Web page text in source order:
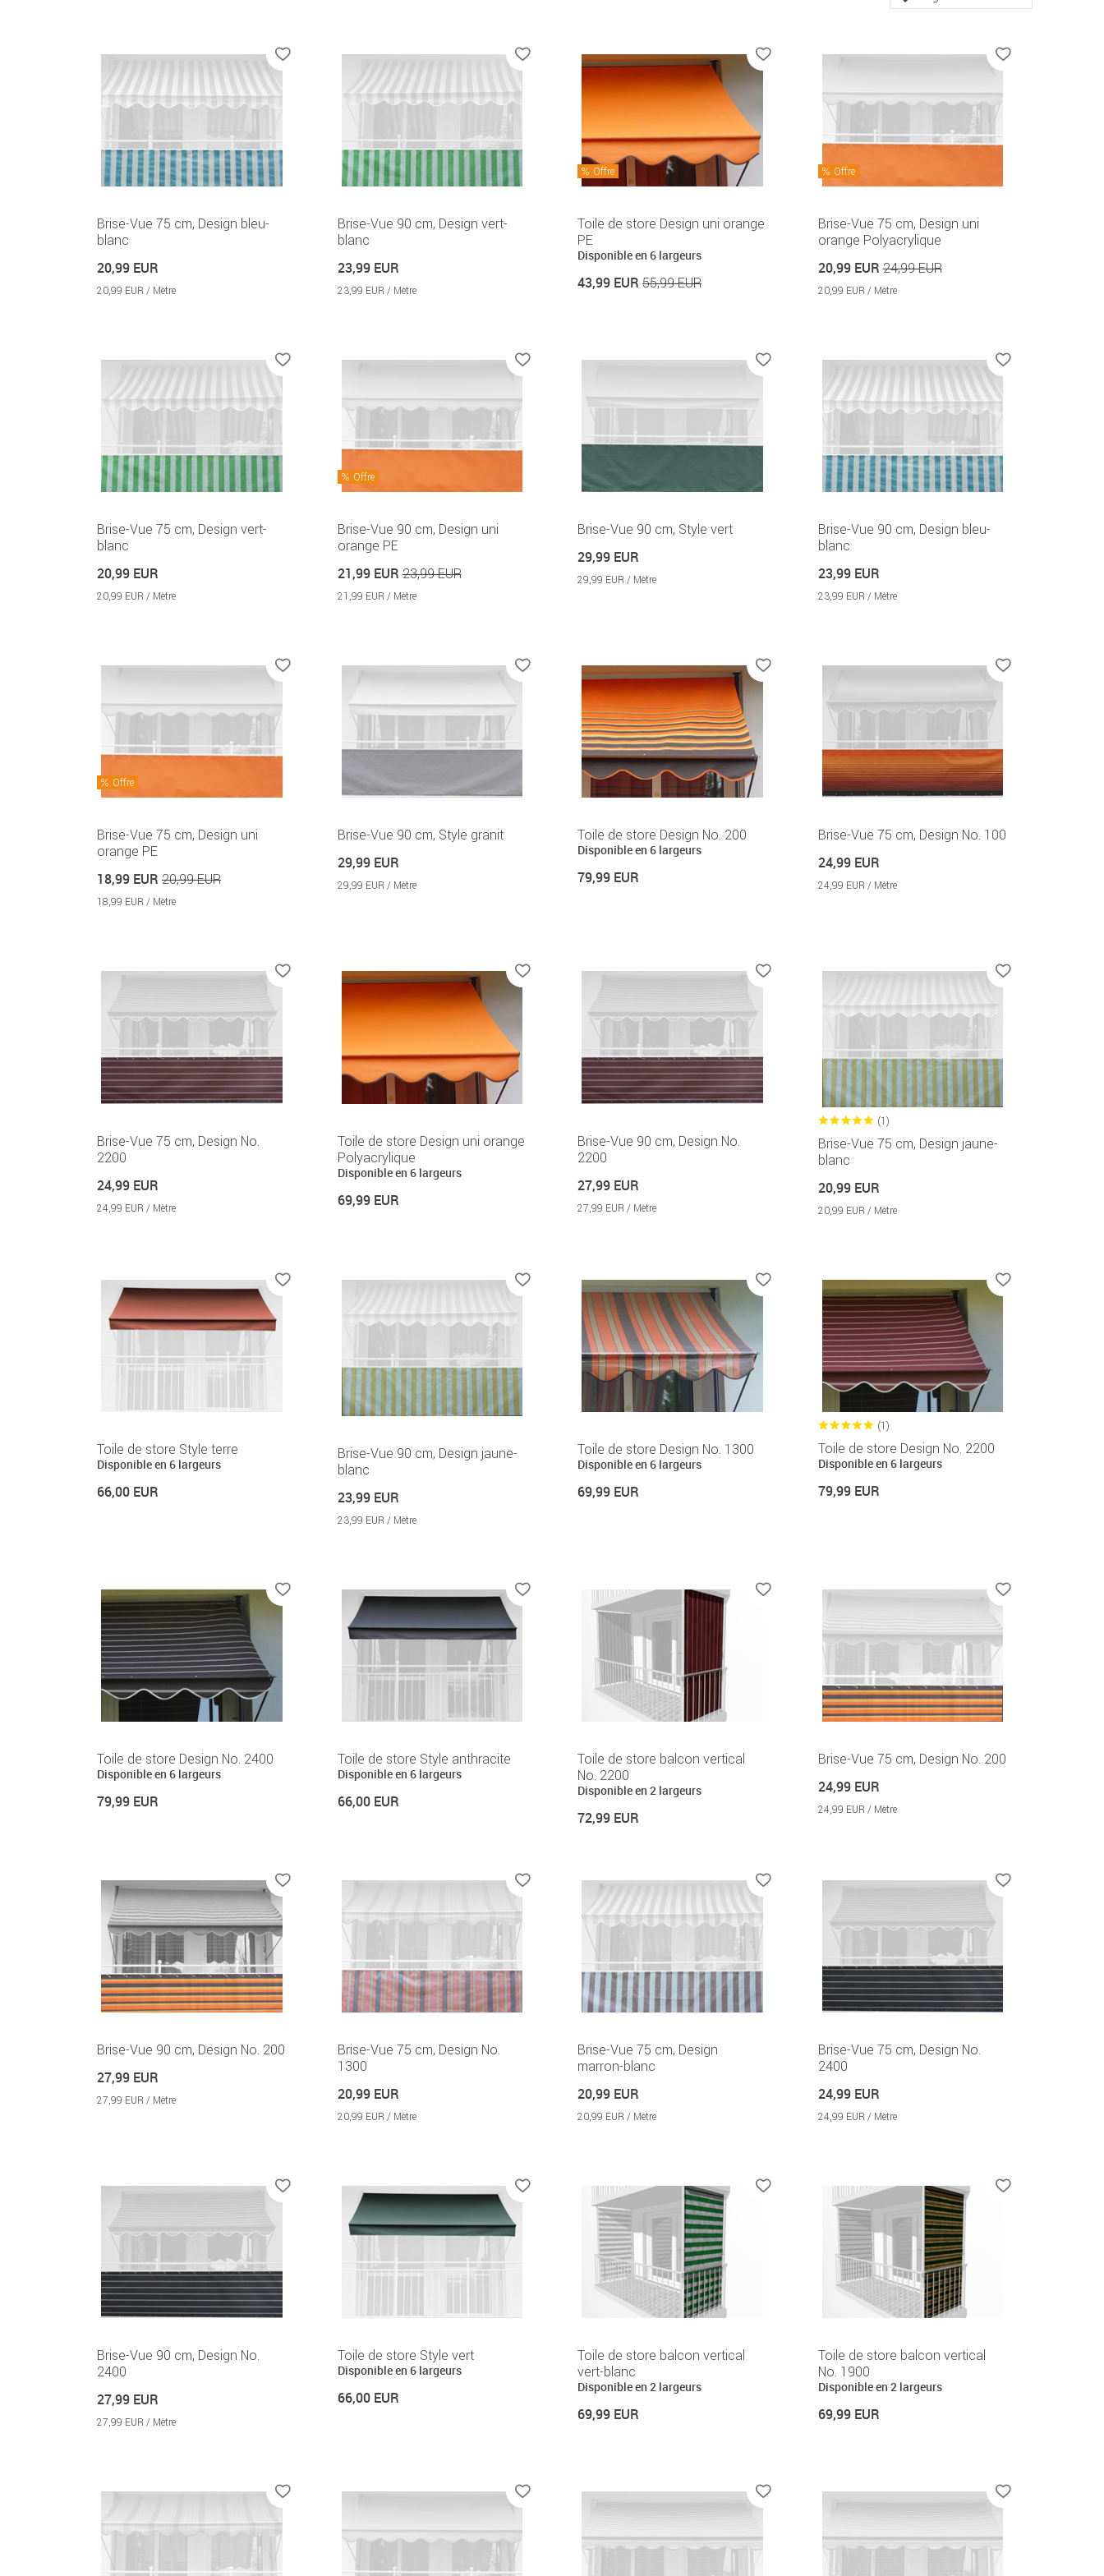
Brise-Vue 75 cm, Design bleu-
blanc
20,99 EUR
20,99 EUR / Mètre
Brise-Vue 90 cm, Design vert-
blanc
23,99 EUR
23,99 EUR / Mètre
Offre
Toile de store Design uni orange
PE
Disponible en 6 largeurs
43,99 EUR 55,99 EUR
Offre
Brise-Vue 75 cm, Design uni
orange Polyacrylique
20,99 EUR24,99 EUR
20,99 EUR / Mètre
Brise-Vue 75 cm, Design vert-
blanc
20,99 EUR
20,99 EUR / Mètre
Offre
Brise-Vue 90 cm, Design uni
orange PE
21,99 EUR23,99 EUR
21,99 EUR / Mètre
Brise-Vue 90 cm, Style vert
29,99 EUR
29,99 EUR / Mètre
Brise-Vue 90 cm, Design bleu-
blanc
23,99 EUR
23,99 EUR / Mètre
Offre
Brise-Vue 75 cm, Design uni
orange PE
18,99 EUR 20,99 EUR
18,99 EUR / Mètre
Brise-Vue 90 cm, Style granit
29,99 EUR
29,99 EUR / Mètre
Toile de store Design No. 200
Disponible en 6 largeurs
79,99 EUR
Brise-Vue 75 cm, Design No. 100
24,99 EUR
24,99 EUR / Mètre
Brise-Vue 75 cm, Design No.
2200
24,99 EUR
24,99 EUR / Mètre
Toile de store Design uni orange
Polyacrylique
Disponible en 6 largeurs
69,99 EUR
Brise-Vue 90 cm, Design No.
2200
27,99 EUR
27,99 EUR / Mètre
(1)
Brise-Vue 75 cm, Design jaune-
blanc
20,99 EUR
20,99 EUR / Mètre
Toile de store Style terre
Disponible en 6 largeurs
66,00 EUR
Brise-Vue 90 cm, Design jaune-
blanc
23,99 EUR
23,99 EUR / Mètre
Toile de store Design No. 1300
Disponible en 6 largeurs
69,99 EUR
(1)
Toile de store Design No. 2200
Disponible en 6 largeurs
79,99 EUR
Toile de store Design No. 2400
Disponible en 6 largeurs
79,99 EUR
Toile de store Style anthracite
Disponible en 6 largeurs
66,00 EUR
Toile de store balcon vertical
No. 2200
Disponible en 2 largeurs
72,99 EUR
Brise-Vue 75 cm, Design No. 200
24,99 EUR
24,99 EUR / Mètre
Brise-Vue 90 cm, Design No. 200
27,99 EUR
27,99 EUR / Mètre
Brise-Vue 75 cm, Design No.
1300
20,99 EUR
20,99 EUR / Mètre
Brise-Vue 75 cm, Design
marron-blanc
20,99 EUR
20,99 EUR / Mètre
Brise-Vue 75 cm, Design No.
2400
24,99 EUR
24,99 EUR / Mètre
Brise-Vue 90 cm, Design No.
2400
27,99 EUR
27,99 EUR / Mètre
Toile de store Style vert
Disponible en 6 largeurs
66,00 EUR
Toile de store balcon vertical
vert-blanc
Disponible en 2 largeurs
69,99 EUR
Toile de store balcon vertical
No. 1900
Disponible en 2 largeurs
69,99 EUR